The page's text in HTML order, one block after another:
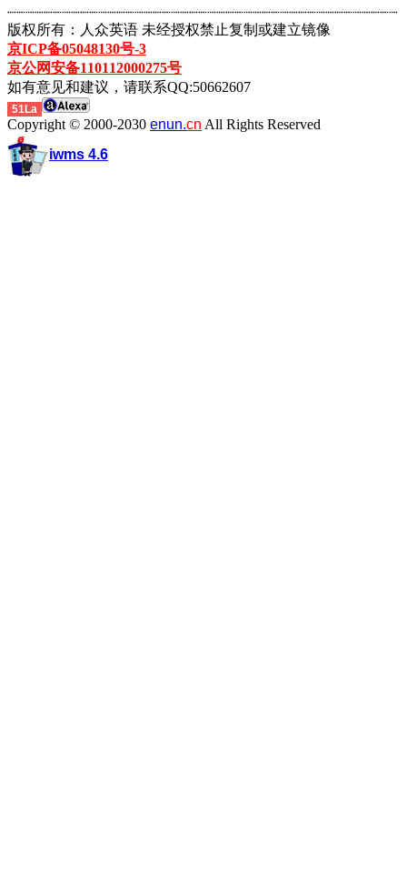
┈┈┈┈┈┈┈┈┈┈┈┈┈┈┈┈┈┈┈┈┈┈┈┈┈┈┈┈┈┈┈┈┈┈┈┈┈┈┈┈┈┈┈
版权所有：人众英语 未经授权禁止复制或建立镜像
京ICP备05048130号-3
京公网安备110112000275号
如有意见和建议，请联系QQ:50662607
51La
Copyright © 2000-2030 enun.cn All Rights Reserved
iwms 4.6